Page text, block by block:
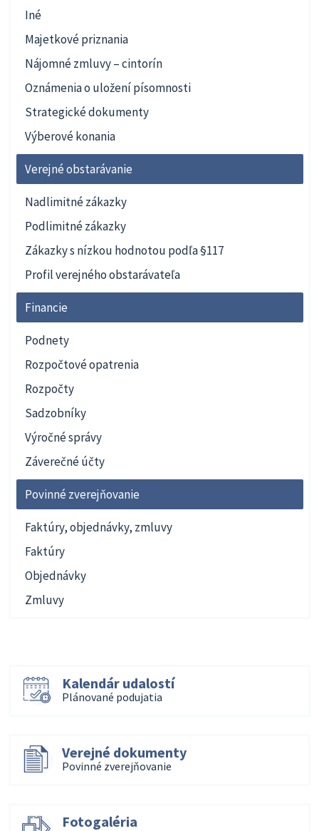
Iné
Majetkové priznania
Nájomné zmluvy – cintorín
Oznámenia o uložení písomnosti
Strategické dokumenty
Výberové konania
Verejné obstarávanie
Nadlimitné zákazky
Podlimitné zákazky
Zákazky s nízkou hodnotou podľa §117
Profil verejného obstarávateľa
Financie
Podnety
Rozpočtové opatrenia
Rozpočty
Sadzobníky
Výročné správy
Záverečné účty
Povinné zverejňovanie
Faktúry, objednávky, zmluvy
Faktúry
Objednávky
Zmluvy
Kalendár udalostí
Plánované podujatia
Verejné dokumenty
Povinné zverejňovanie
Fotogaléria